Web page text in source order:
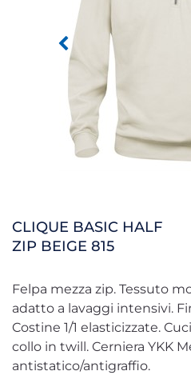
CLIQUE BASIC HALF
ZIP BEIGE 815
Felpa mezza zip. Tessuto
adatto a lavaggi intensivi.
Costine 1/1 elasticizzate.
collo in twill. Cerniera YKK
antistatico/antigraffio.